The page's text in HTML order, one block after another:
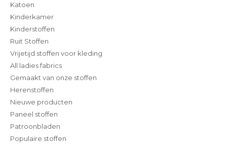
Katoen
Kinderkamer
Kinderstoffen
Ruit Stoffen
Vrijetijd stoffen voor kleding
All ladies fabrics
Gemaakt van onze stoffen
Herenstoffen
Nieuwe producten
Paneel stoffen
Patroonbladen
Populaire stoffen